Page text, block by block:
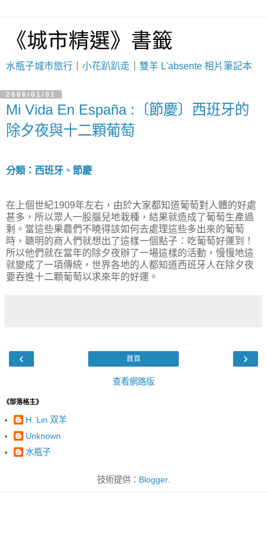
《城市精選》書籤
水瓶子城市旅行 小花趴趴走 雙羊 L'absente 相片筆記本
2006/01/01
Mi Vida En España :〔節慶〕西班牙的
除夕夜與十二顆葡萄
分類：西班牙、節慶
在上個世紀1909年左右，由於大家都知道葡萄對人體的好處
甚多，所以眾人一股腦兒地栽種，結果就造成了葡萄生產過
剩。當這些果農們不曉得該如何去處理這些多出來的葡萄
時，聰明的商人們就想出了這樣一個點子：吃葡萄好運到！
所以他們就在當年的除夕夜辦了一場這樣的活動，慢慢地這
就變成了一項傳統，世界各地的人都知道西班牙人在除夕夜
要吞進十二顆葡萄以求來年的好運。
‹ ›
首頁
查看網路版
《部落格主》
H. Lin 双羊
Unknown
水瓶子
技術提供： Blogger.